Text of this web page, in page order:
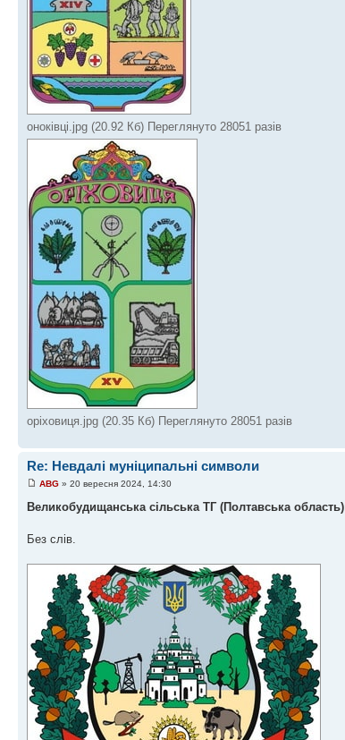
оноківці.jpg (20.92 Кб) Переглянуто 28051 разів
оріховиця.jpg (20.35 Кб) Переглянуто 28051 разів
Re: Невдалі муніципальні символи
ABG » 20 вересня 2024, 14:30
Великобудищанська сільська ТГ (Полтавська область)
Без слів.